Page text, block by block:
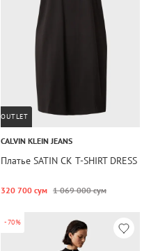
OUTLET
CALVIN KLEIN JEANS
Платье SATIN CK T-SHIRT DRESS
320 700 сум 1 069 000 сум
-70%